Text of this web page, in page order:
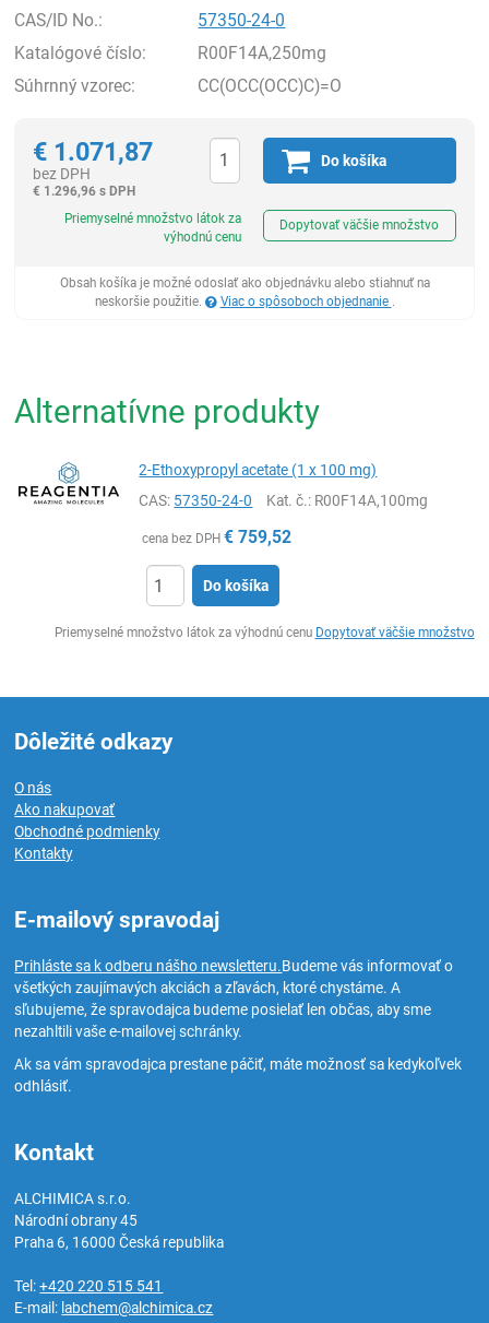
CAS/ID No.:
57350-24-0
Katalógové číslo:
R00F14A,250mg
Súhrnný vzorec:
CC(OCC(OCC)C)=O
€ 1.071,87
bez DPH
€ 1.296,96 s DPH
Do košíka
Priemyselné množstvo látok za
výhodnú cenu
Dopytovať väčšie množstvo
Obsah košíka je možné odoslať ako objednávku alebo stiahnuť na
neskoršie použitie.
Viac o spôsoboch objednanie .
Alternatívne produkty
2-Ethoxypropyl acetate (1 x 100 mg)
CAS: 57350-24-0 Kat. č.: R00F14A,100mg
cena bez DPH € 759,52
Do košíka
Priemyselné množstvo látok za výhodnú cenu Dopytovať väčšie množstvo
Dôležité odkazy
O nás
Ako nakupovať
Obchodné podmienky
Kontakty
E-mailový spravodaj
Prihláste sa k odberu nášho newsletteru.Budeme vás informovať o
všetkých zaujímavých akciách a zľavách, ktoré chystáme. A
sľubujeme, že spravodajca budeme posielať len občas, aby sme
nezahltili vaše e-mailovej schránky.
Ak sa vám spravodajca prestane páčiť, máte možnosť sa kedykoľvek
odhlásiť.
Kontakt
ALCHIMICA s.r.o.
Národní obrany 45
Praha 6, 16000Česká republika
Tel:+420 220 515 541
E-mail: labchem@alchimica.cz